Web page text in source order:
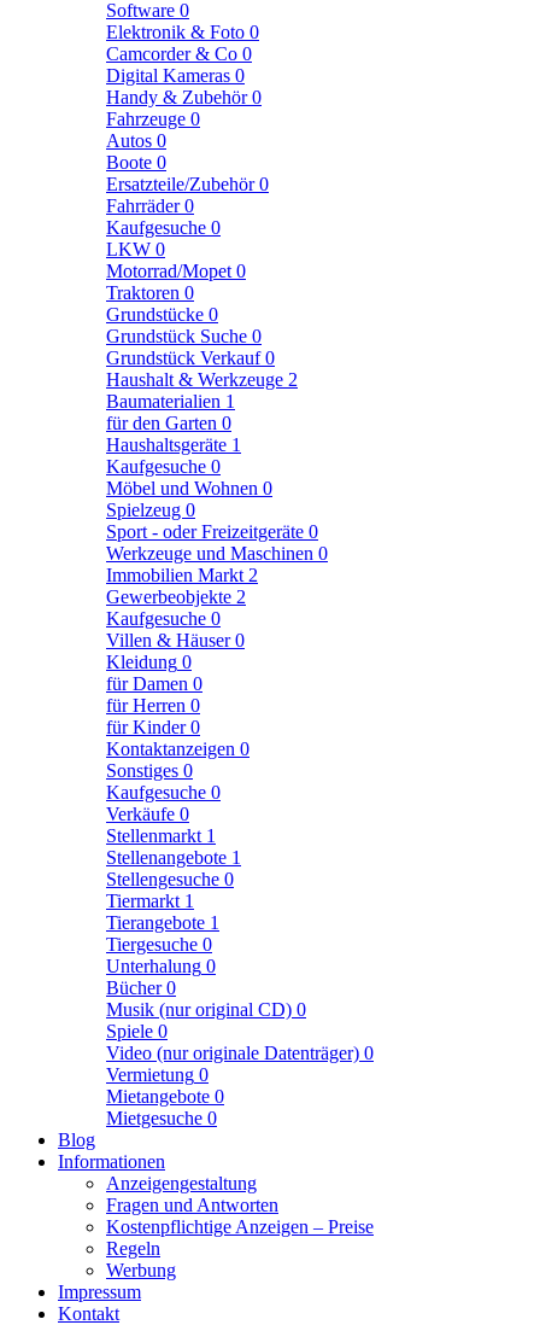
Software 0
Elektronik & Foto 0
Camcorder & Co 0
Digital Kameras 0
Handy & Zubehör0
Fahrzeuge 0
Autos 0
Boote 0
Ersatzteile/Zubehör0
Fahrräder0
Kaufgesuche 0
LKW 0
Motorrad/Mopet 0
Traktoren 0
Grundstücke 0
Grundstück Suche 0
Grundstück Verkauf0
Haushalt & Werkzeuge 2
Baumaterialien 1
für den Garten 0
Haushaltsgeräte 1
Kaufgesuche 0
Möbel und Wohnen 0
Spielzeug 0
Sport - oder Freizeitgeräte 0
Werkzeuge und Maschinen 0
Immobilien Markt 2
Gewerbeobjekte 2
Kaufgesuche 0
Villen & Häuser0
Kleidung 0
für Damen 0
für Herren 0
für Kinder0
Kontaktanzeigen 0
Sonstiges 0
Kaufgesuche 0
Verkäufe 0
Stellenmarkt 1
Stellenangebote 1
Stellengesuche 0
Tiermarkt 1
Tierangebote 1
Tiergesuche 0
Unterhalung 0
Bücher0
Musik (nur original CD) 0
Spiele 0
Video (nur originale Datenträger) 0
Vermietung 0
Mietangebote 0
Mietgesuche 0
Blog
Informationen
Anzeigengestaltung
Fragen und Antworten
Kostenpflichtige Anzeigen – Preise
Regeln
Werbung
Impressum
Kontakt